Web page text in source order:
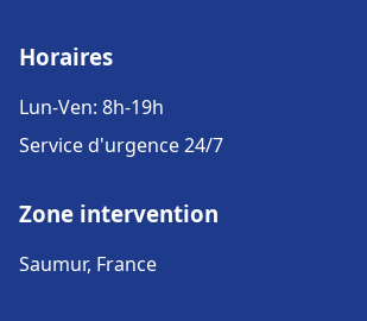
Horaires
Lun-Ven: 8h-19h
Service d'urgence 24/7
Zone intervention
Saumur, France